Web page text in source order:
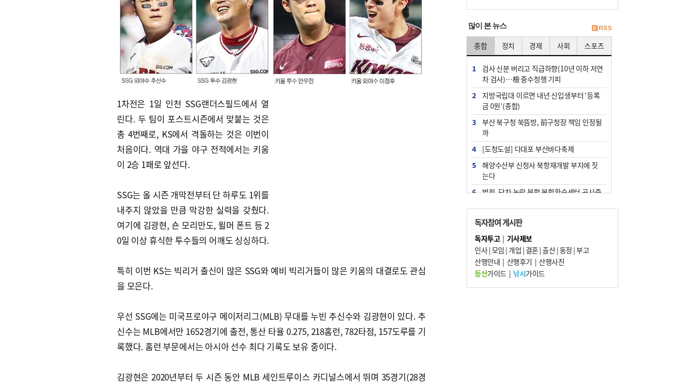
1차전은 1일 인천 SSG랜더스필드에서 열
린다. 두 팀이 포스트시즌에서 맞붙는 것은
총 4번째로, KS에서 격돌하는 것은 이번이
처음이다. 역대 가을 야구 전적에서는 키움
이 2승 1패로 앞선다.
SSG는 올 시즌 개막전부터 단 하루도 1위를
내주지 않았을 만큼 막강한 실력을 갖췄다.
여기에 김광현, 숀 모리만도, 윌머 폰트 등 2
0일 이상 휴식한 투수들의 어깨도 싱싱하다.
특히 이번 KS는 빅리거 출신이 많은 SSG와 예비 빅리거들이 많은 키움의 대결로도 관심
을 모은다.
우선 SSG에는 미국프로야구 메이저리그(MLB) 무대를 누빈 추신수와 김광현이 있다. 추
신수는 MLB에서만 1652경기에 출전, 통산 타율 0.275, 218홈런, 782타점, 157도루를 기
록했다. 홈런 부문에서는 아시아 선수 최다 기록도 보유 중이다.
김광현은 2020년부터 두 시즌 동안 MLB 세인트루이스 카디널스에서 뛰며 35경기(28경
키워드가 단백질이다. 헬스장을 다니
많이 본 뉴스
종합 정치 경제 사회 스포츠
1
검사 신분 버리고 직급하향(10년 이하 저연
차 검사)…檢 중수청행 기피
2
지방국립대 이르면 내년 신입생부터 ‘등록
금 0원’(종합)
3
부산 북구청 쑥뜸방, 前구청장 책임 인정될
까
4
[도청도설] 다대포 부산바다축제
5
해양수산부 신청사 북항재개발 부지에 짓
는다
6
법원, 단차 논란 북항 복합환승센터 공사중
7
지역 상권도 말라죽을 판이라…가뭄 속 밀
양물축제 강행 논란
8
통영시민 추석 전 35만 원 받는다
9
부산 철강공장 50대 노동자 추락사
10 국힘 부산시당, ‘정이한 조력’ 시의원 윤리
위에…‘한동훈 지지’도 신고접수
독자참여 게시판
독자투고| 기사제보
인사|모임 | 개업 | 결혼|출산|동정 |부고
산행안내 | 산행후기 | 산행사진
등산가이드| 낚시가이드